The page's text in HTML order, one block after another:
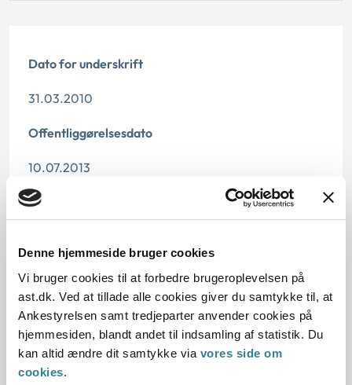
Denne hjemmeside bruger cookies
Vi bruger cookies til at forbedre brugeroplevelsen på
ast.dk. Ved at tillade alle cookies giver du samtykke til, at
Ankestyrelsen samt tredjeparter anvender cookies på
hjemmesiden, blandt andet til indsamling af statistik. Du
kan altid ændre dit samtykke via vores side om
cookies.
Dato for underskrift
31.03.2010
Offentliggørelsesdato
10.07.2013
Denne principafgørelse er kasseret den 29. marts
2019, da den er erstattet af principafgørelse nr. 69-
Paragraf
§ 42
Journalnummer
3500074-09